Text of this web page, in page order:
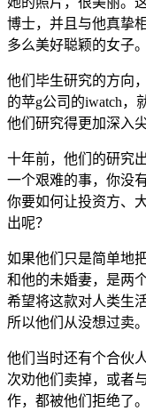
博士，并且与他真挚
多么美好聪颖的女子。
他们毕生研究的方向
的苹g公司的iwatch，
他们研究得更加深入尖
十年前，他们的研究
一个艰难的事，你没
你要如何让投资方、
出呢？
如果他们只是简单地
和他的未婚妻，是两
希望将这款对人类生
所以他们从没想过卖。
他们当时还有个合伙
次劝他们卖掉，或者
作，都被他们拒绝了。